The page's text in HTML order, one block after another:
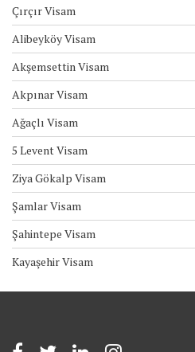
Çırçır Visam
Alibeyköy Visam
Akşemsettin Visam
Akpınar Visam
Ağaçlı Visam
5 Levent Visam
Ziya Gökalp Visam
Şamlar Visam
Şahintepe Visam
Kayaşehir Visam